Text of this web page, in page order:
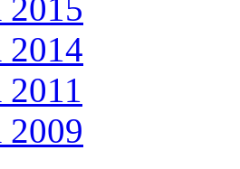
2015
2014
2009